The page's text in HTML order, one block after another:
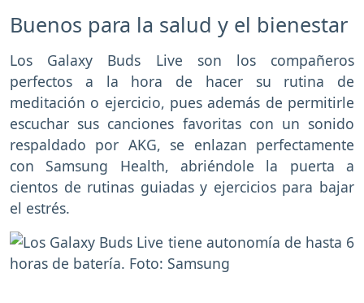
Buenos para la salud y el bienestar
Los Galaxy Buds Live son los compañeros
perfectos a la hora de hacer su rutina de
meditación o ejercicio, pues además de permitirle
escuchar sus canciones favoritas con un sonido
respaldado por AKG, se enlazan perfectamente
con Samsung Health, abriéndole la puerta a
cientos de rutinas guiadas y ejercicios para bajar
el estrés.